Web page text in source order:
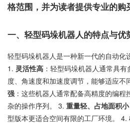
格范围，并为读者提供专业的购
一、轻型码垛机器人的特点与优
轻型码垛机器人是一种新一代的自动化
1. 灵活性高 ：轻型码垛机器人通常具
度、角速度和加速度调节，能够适应不
强 ：这些机器人通常配备高精度的编
杂的操作序列。 3. 重量轻、占地面积小
型版本更适合空间有限的工厂环境。 4.